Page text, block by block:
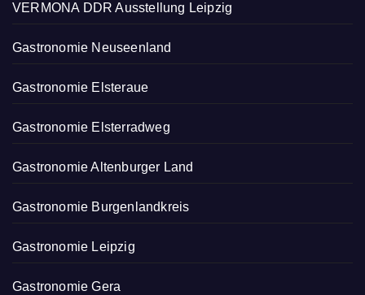
VERMONA DDR Ausstellung Leipzig
Gastronomie Neuseenland
Gastronomie Elsteraue
Gastronomie Elsterradweg
Gastronomie Altenburger Land
Gastronomie Burgenlandkreis
Gastronomie Leipzig
Gastronomie Gera